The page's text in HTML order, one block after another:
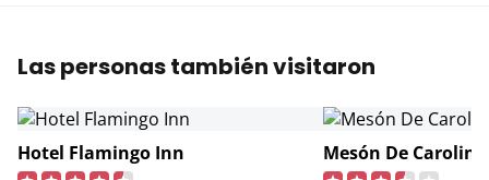
Las personas también visitaron
Hotel Flamingo Inn Mesón De Carolina